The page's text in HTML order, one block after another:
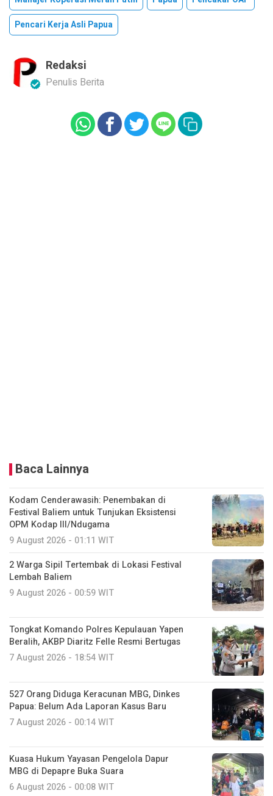
Pencari Kerja Asli Papua
Redaksi
Penulis Berita
Baca Lainnya
Kodam Cenderawasih: Penembakan di
Festival Baliem untuk Tunjukan Eksistensi
OPM Kodap III/Ndugama
9 August 2026 - 01:11 WIT
2 Warga Sipil Tertembak di Lokasi Festival
Lembah Baliem
9 August 2026 - 00:59 WIT
Tongkat Komando Polres Kepulauan Yapen
Beralih, AKBP Diaritz Felle Resmi Bertugas
7 August 2026 - 18:54 WIT
527 Orang Diduga Keracunan MBG, Dinkes
Papua: Belum Ada Laporan Kasus Baru
7 August 2026 - 00:14 WIT
Kuasa Hukum Yayasan Pengelola Dapur
MBG di Depapre Buka Suara
6 August 2026 - 00:08 WIT